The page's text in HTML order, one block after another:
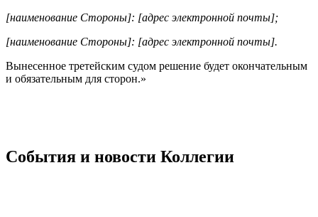
[наименование Стороны]: [адрес электронной почты];
[наименование Стороны]: [адрес электронной почты].
Вынесенное третейским судом решение будет окончательным
и обязательным для сторон.»
События и новости Коллегии